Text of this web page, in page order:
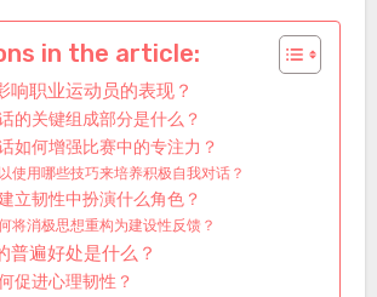
in the article:
响职业运动员的表现？
的关键组成部分是什么？
如何增强比赛中的专注力？
使用哪些技巧来培养积极自我对话？
立韧性中扮演什么角色？
将消极思想重构为建设性反馈？
普遍好处是什么？
促进心理韧性？